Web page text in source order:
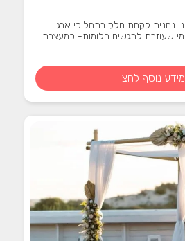
נהנית לקחת חלק בתהליכי ארגון
שעוזרת להגשים חלומות- כמעצבת
נוסף לחצו